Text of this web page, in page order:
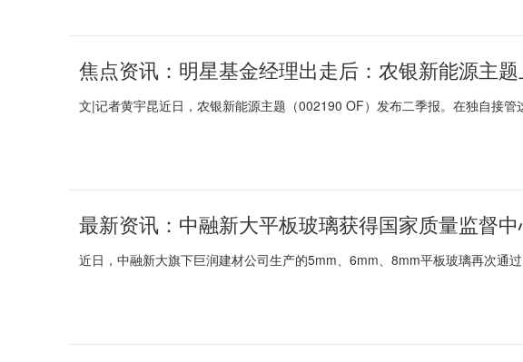
文|记者黄宇昆近日，农银新能源主题（002190 OF）发布二季报。在独自接
最新资讯：中融新大平板玻璃获得国家质量监督
近日，中融新大旗下巨润建材公司生产的5mm、6mm、8mm平板玻璃再次通